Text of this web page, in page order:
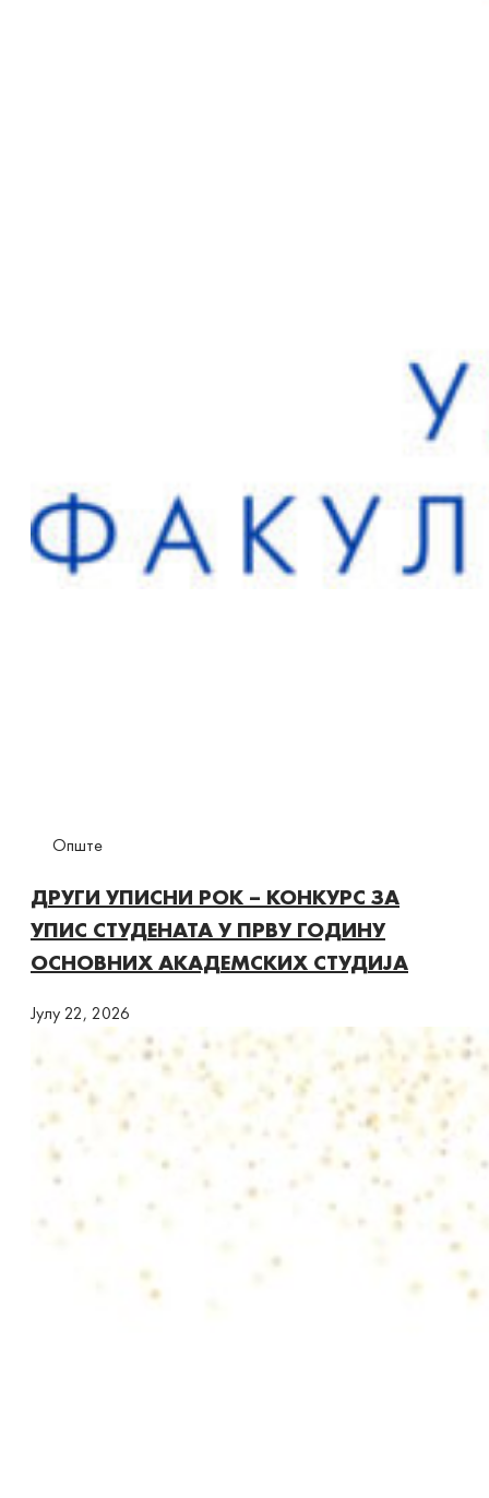
Опште
ДРУГИ УПИСНИ РОК – КОНКУРС ЗА
УПИС СТУДЕНАТА У ПРВУ ГОДИНУ
ОСНОВНИХ АКАДЕМСКИХ СТУДИЈА
Јулy 22, 2026